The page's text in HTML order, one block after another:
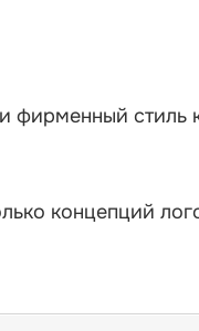
фирменный
концепций